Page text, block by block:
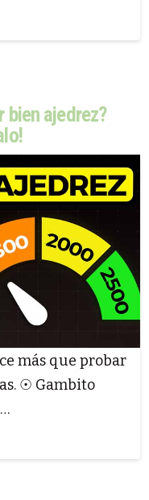
bien ajedrez?
más que probar
☉ Gambito